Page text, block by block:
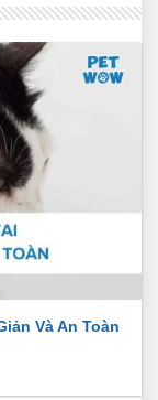
Và An Toàn